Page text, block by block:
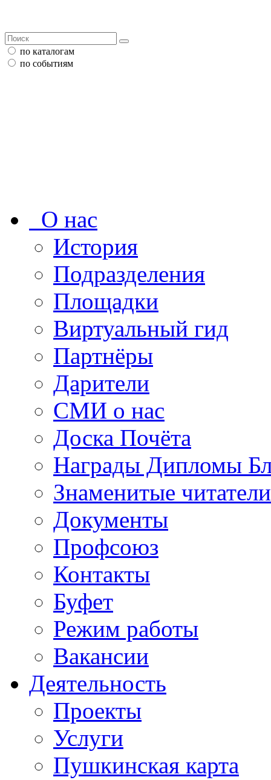
по каталогам
по событиям
О нас
История
Подразделения
Площадки
Виртуальный гид
Партнёры
Дарители
СМИ о нас
Доска Почёта
Награды Дипломы
Знаменитые
Документы
Профсоюз
Контакты
Буфет
Режим работы
Вакансии
Деятельность
Проекты
Услуги
Пушкинская карта